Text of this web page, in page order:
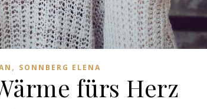
, SONNBERG ELENA
fürs Herz